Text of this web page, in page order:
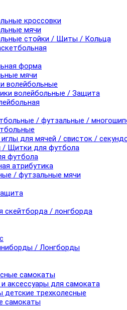
кроссовки
мячи
стойки / Щиты / Кольца
форма
мячи
волейбольные
волейбольные / Защита
/ футзальные /
для мячей / свисток /
/ Щитки для футбола
футбола
атрибутика
/ футзальные мячи
скейтборда / лонгборда
/ Лонгборды
самокаты
аксессуары для самоката
детские трехколесные
самокаты